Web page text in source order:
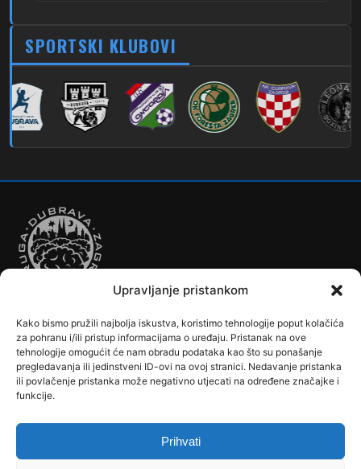
Upravljanje pristankom
Kako bismo pružili najbolja iskustva, koristimo tehnologije poput kolačića
za pohranu i/ili pristup informacijama o uređaju. Pristanak na ove
tehnologije omogućit će nam obradu podataka kao što su ponašanje
pregledavanja ili jedinstveni ID-ovi na ovoj stranici. Nedavanje pristanka
ili povlačenje pristanka može negativno utjecati na određene značajke i
funkcije.
Prihvati
280 Dubec – Sesvete – Šimuncevec
212 Noćna – Dubec – Sesvete
SPORTSKI KLUBOVI
Autobusi Automobilizam Biciklizam
Borilački Sportovi
Cookie Policy (EU)
Crkve, samostani i župni uredi
Dječji vrtići
Drugi sportovi
Društva, klubovi, savezi, udruge
Dubrava u Srcu
Edukacija